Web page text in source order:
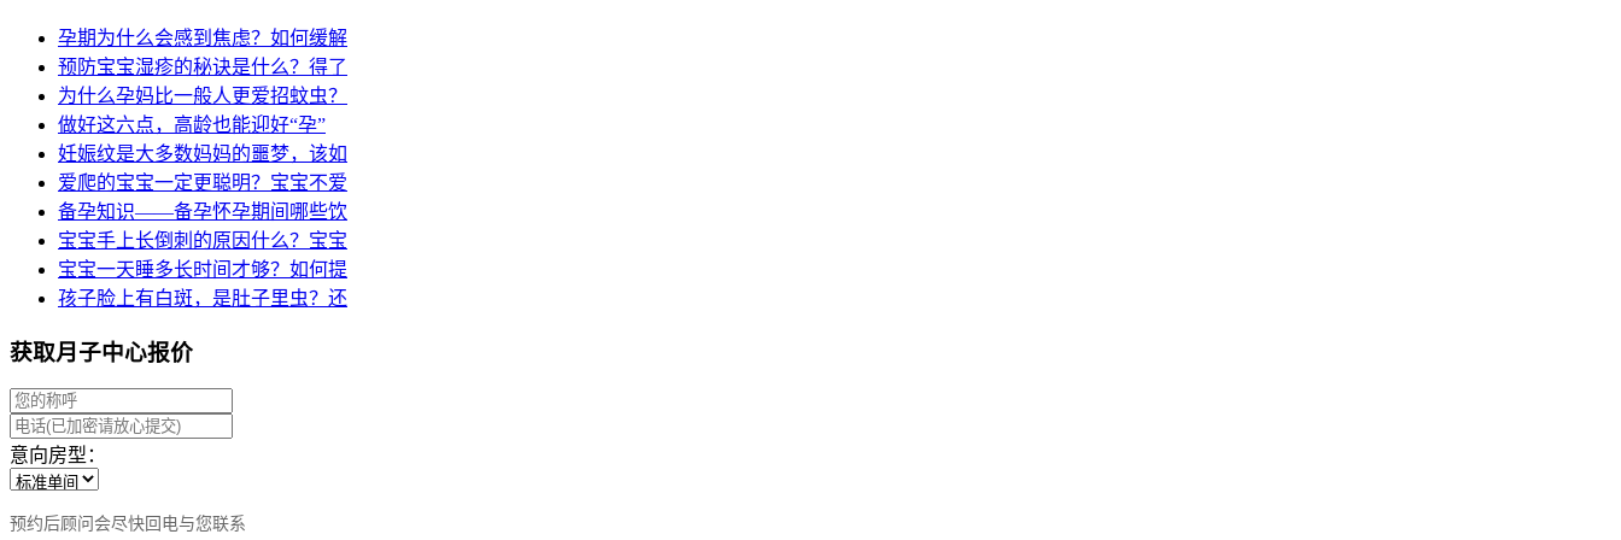
孕期为什么会感到焦虑？如何缓解
预防宝宝湿疹的秘诀是什么？得了
为什么孕妈比一般人更爱招蚊虫？
做好这六点，高龄也能迎好“孕”
妊娠纹是大多数妈妈的噩梦，该如
爱爬的宝宝一定更聪明？宝宝不爱
备孕知识——备孕怀孕期间哪些饮
宝宝手上长倒刺的原因什么？宝宝
宝宝一天睡多长时间才够？如何提
孩子脸上有白斑，是肚子里虫？还
获取月子中心报价
意向房型：
预约后顾问会尽快回电与您联系